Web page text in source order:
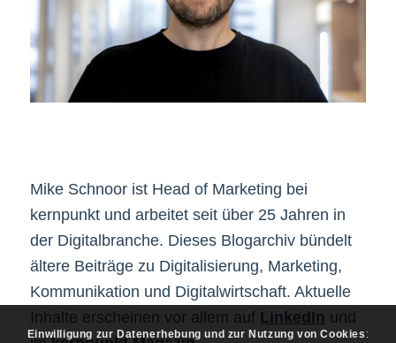
Mike Schnoor ist Head of Marketing bei
kernpunkt und arbeitet seit über 25 Jahren in
der Digitalbranche. Dieses Blogarchiv bündelt
ältere Beiträge zu Digitalisierung, Marketing,
Kommunikation und Digitalwirtschaft. Aktuelle
Inhalte erscheinen vor allem auf LinkedIn und
Einwilligung zur Datenerhebung und zur Nutzung von Cookies :